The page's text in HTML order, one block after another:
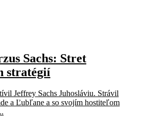
Sachs: Stret
stratégií
Jeffrey Sachs Juhosláviu. Strávil
a Ľubľane a so svojím hostiteľom